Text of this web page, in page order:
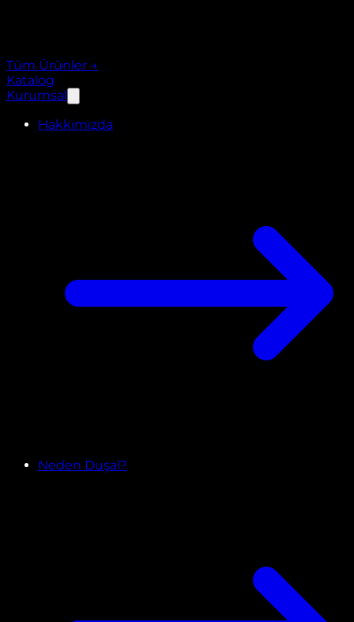
Tüm Ürünler →
Katalog
Kurumsal
Hakkımızda
Neden Duşal?